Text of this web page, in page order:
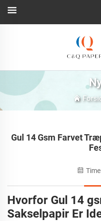
Gul 14 Gsm Farvet
Hvorfor Gul 14
Sakselpapir Er